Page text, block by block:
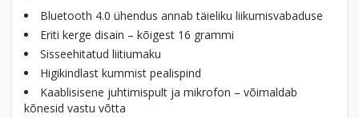
Bluetooth 4.0 ühendus annab täieliku liikumisvabaduse
Eriti kerge disain – kõigest 16 grammi
Sisseehitatud liitiumaku
Higikindlast kummist pealispind
Kaablisisene juhtimispult ja mikrofon – võimaldab
kõnesid vastu võtta